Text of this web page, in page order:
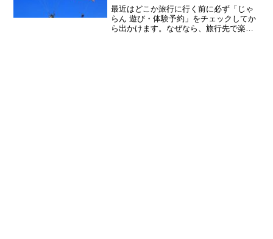
最近はどこか旅行に行く前に必ず「じゃ
らん 遊び・体験予約」をチェックしてか
ら出かけます。なぜなら、旅行先で楽し